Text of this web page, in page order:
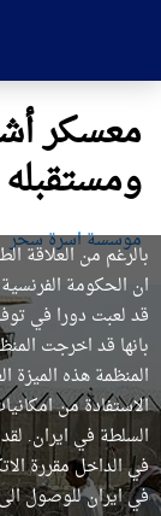
معسكر
ومستقبله
موسسة اسرة سحر
بالرغم من العلاقة
ان الحكومة
قد لعبت دورا في
بانها قد اخرجت
المنظمة هذه
الاستفادة من
السلطة في ايران.
في الداخل مقررة
في ايران للوصول